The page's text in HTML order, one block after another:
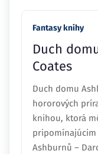
Fantasy knihy
Duch
Coates
Duch domu
hororových
knihou, ktorá
pripomínajúcim
Ashburnů –